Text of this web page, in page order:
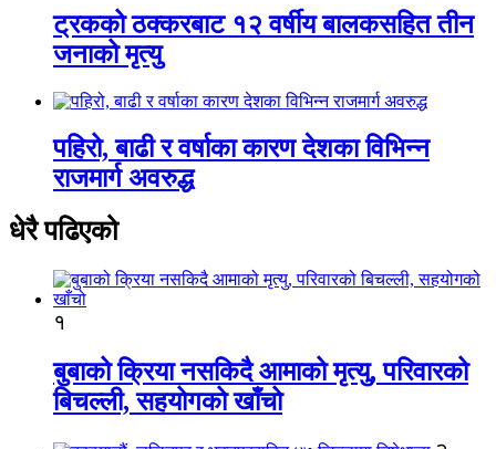
ट्रकको ठक्करबाट १२ वर्षीय बालकसहित तीन
जनाको मृत्यु
पहिरो, बाढी र वर्षाका कारण देशका विभिन्न
राजमार्ग अवरुद्ध
धेरै पढिएको
१
बुबाको क्रिया नसकिदै आमाको मृत्यु, परिवारको
बिचल्ली, सहयोगको खाँचो